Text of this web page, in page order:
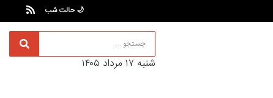
🌙 حالت شب
شنبه ۱۷ مرداد ۱۴۰۵